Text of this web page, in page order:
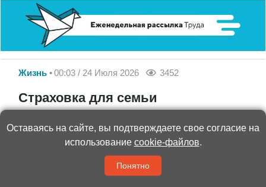
Жизнь 00:03 / 24 Июля 2026 3452
Страховка для семьи
Любовь любовью, а табачок – врозь.
Мешает ли брачный контракт романтике
Оставаясь на сайте, вы подтверждаете свое согласие на
использование cookie-файлов.
Понятно